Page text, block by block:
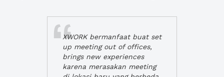
XWORK bermanfaat buat set
up meeting out of offices,
brings new experiences
karena merasakan meeting